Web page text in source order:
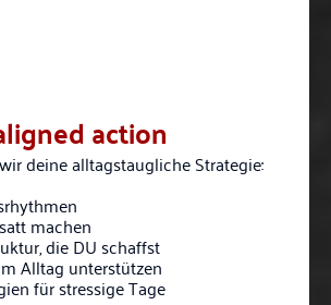
action
deine alltagstaugliche Strategie:
machen
die DU schaffst
Alltag unterstützen
für stressige Tage